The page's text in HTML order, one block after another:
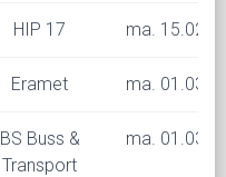
HIP 17 ma. 15.02
Eramet ma. 01.03
BS Buss &
Transport
ma. 01.03